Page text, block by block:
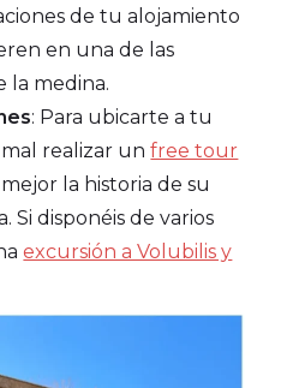
de tu alojamiento
en una de las
la medina.
: Para ubicarte a tu
mal realizar unfree tour
la historia de su
Si disponéis de varios
excursión a Volubilis y